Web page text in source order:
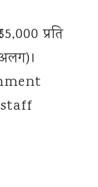
प्रति